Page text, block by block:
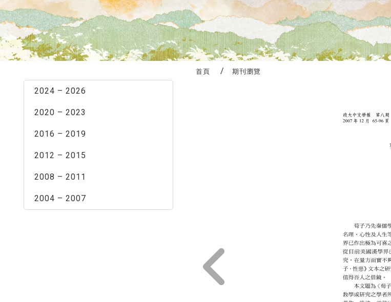
2024 – 2026
2020 – 2023
2016 – 2019
2012 – 2015
2008 – 2011
2004 – 2007
首頁 期刊瀏覽